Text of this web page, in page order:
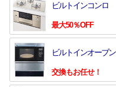
ビルトインコンロ
最大50％OFF
ビルトインオーブン
交換もお任せ！